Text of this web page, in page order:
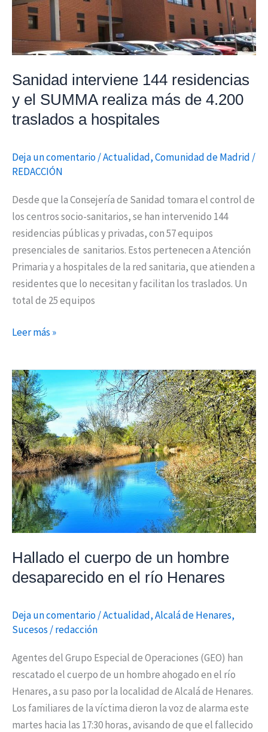
Sanidad interviene 144 residencias
y el SUMMA realiza más de 4.200
traslados a hospitales
Deja un comentario/Actualidad,Comunidad de Madrid /
REDACCIÓN
Desde que la Consejería de Sanidad tomara el control de
los centros socio-sanitarios, se han intervenido 144
residencias públicas y privadas, con 57 equipos
presenciales de sanitarios. Estos pertenecen a Atención
Primaria y a hospitales de la red sanitaria, que atienden a
residentes que lo necesitan y facilitan los traslados. Un
total de 25 equipos
el
SUMMA
realiza
de
4.200
traslados
Leer más »
Hallado el cuerpo de un hombre
desaparecido en el río Henares
Deja un comentario/Actualidad,Alcalá de Henares,
Sucesos /redacción
Agentes del Grupo Especial de Operaciones (GEO) han
rescatado el cuerpo de un hombre ahogado en el río
Henares, a su paso por la localidad de Alcalá de Henares.
Los familiares de la víctima dieron la voz de alarma este
martes hacia las 17:30 horas, avisando de que el fallecido
Hallado
el
cuerpo
de
un
hombre
desaparecido
en
el
río